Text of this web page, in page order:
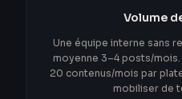
Volume
Une équipe interne sans
moyenne 3–4 posts/
20 contenus/mois par
mobiliser de